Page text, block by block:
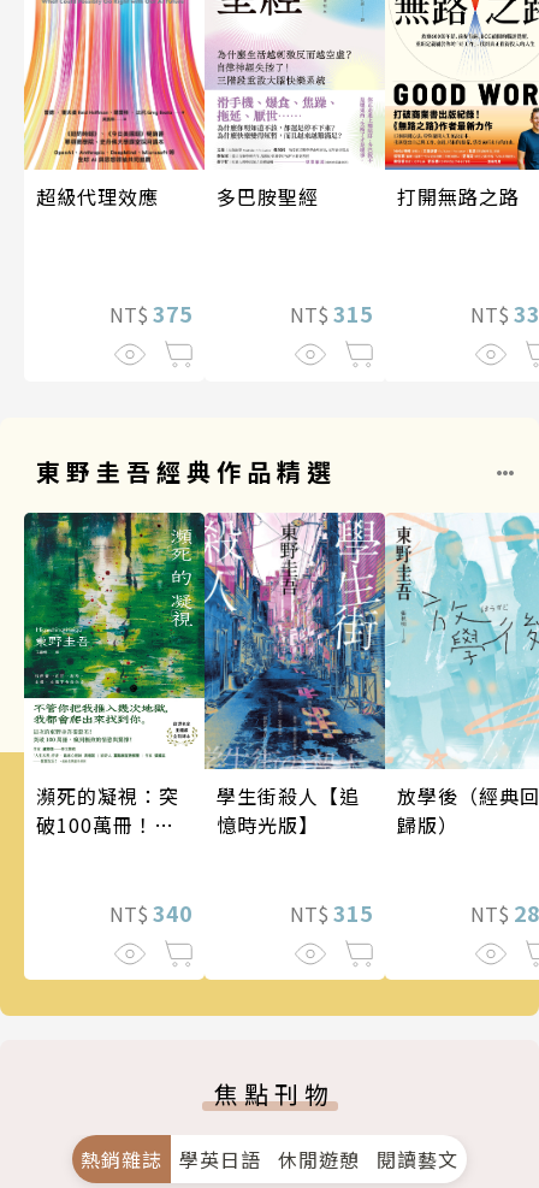
超級代理效應
NT$ 375
多巴胺聖經
NT$ 315
打開無路之路
NT$
東野圭吾經典作品精選
瀕死的凝視：突
破100萬冊！這
的情慾與驚悚！
NT$ 340
學生街殺人【追
憶時光版】
NT$ 315
放學後（經典回
歸版）
NT$
焦點刊物
熱銷雜誌 學英日語 休閒遊憩 閱讀藝文